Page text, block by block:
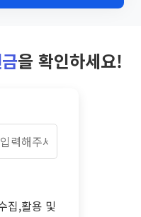
을 확인하세요!
집,활용 및